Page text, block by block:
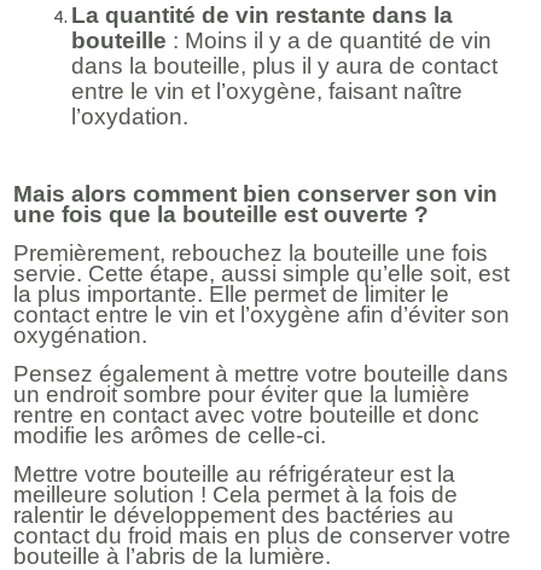
La quantité de vin restante dans la
bouteille : Moins il y a de quantité de vin
dans la bouteille, plus il y aura de contact
entre le vin et l’oxygène, faisant naître
l’oxydation.
Mais alors comment bien conserver son vin
une fois que la bouteille est ouverte ?
Premièrement, rebouchez la bouteille une fois
servie. Cette étape, aussi simple qu’elle soit, est
la plus importante. Elle permet de limiter le
contact entre le vin et l’oxygène afin d’éviter son
oxygénation.
Pensez également à mettre votre bouteille dans
un endroit sombre pour éviter que la lumière
rentre en contact avec votre bouteille et donc
modifie les arômes de celle-ci.
Mettre votre bouteille au réfrigérateur est la
meilleure solution ! Cela permet à la fois de
ralentir le développement des bactéries au
contact du froid mais en plus de conserver votre
bouteille à l’abris de la lumière.